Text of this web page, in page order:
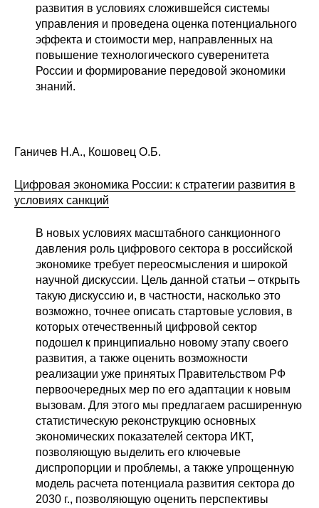
развития в условиях сложившейся системы
управления и проведена оценка потенциального
эффекта и стоимости мер, направленных на
повышение технологического суверенитета
России и формирование передовой экономики
знаний.
Ганичев Н.А., Кошовец О.Б.
Цифровая экономика России: к стратегии развития в
условиях санкций
В новых условиях масштабного санкционного
давления роль цифрового сектора в российской
экономике требует переосмысления и широкой
научной дискуссии. Цель данной статьи – открыть
такую дискуссию и, в частности, насколько это
возможно, точнее описать стартовые условия, в
которых отечественный цифровой сектор
подошел к принципиально новому этапу своего
развития, а также оценить возможности
реализации уже принятых Правительством РФ
первоочередных мер по его адаптации к новым
вызовам. Для этого мы предлагаем расширенную
статистическую реконструкцию основных
экономических показателей сектора ИКТ,
позволяющую выделить его ключевые
диспропорции и проблемы, а также упрощенную
модель расчета потенциала развития сектора до
2030 г., позволяющую оценить перспективы